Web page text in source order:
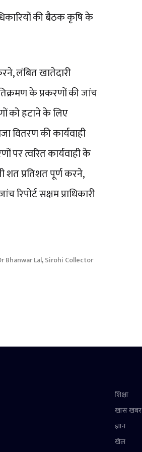
की बैठक कृषि के
लंबित खातेदारी
के प्रकरणों की जांच
को हटाने के लिए
वितरण की कार्यवाही
पर त्वरित कार्यवाही के
शत प्रतिशत पूर्ण करने,
सक्षम प्राधिकारी
Bhanwar Lal,Sirohi Collector
शिक्षा
खास खबर
ज्ञान
खेल